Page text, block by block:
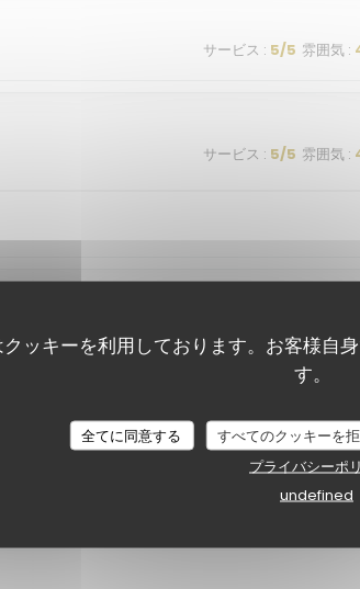
ッキーを利用しております。お客様自
す。
全てに同意する すべてのクッキーを
プライバシーポ
undefined
サービス : 5/5 雰囲気 :
サービス : 5/5 雰囲気 :
/5
5/5 雰囲気: